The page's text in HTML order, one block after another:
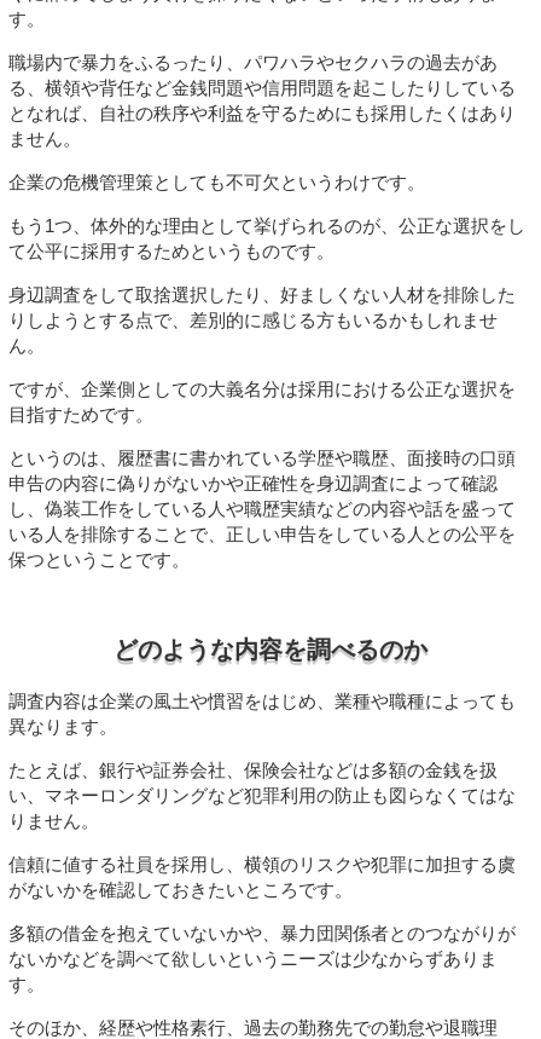
す。
職場内で暴力をふるったり、パワハラやセクハラの過去があ
る、横領や背任など金銭問題や信用問題を起こしたりしている
となれば、自社の秩序や利益を守るためにも採用したくはあり
ません。
企業の危機管理策としても不可欠というわけです。
もう1つ、体外的な理由として挙げられるのが、公正な選択をし
て公平に採用するためというものです。
身辺調査をして取捨選択したり、好ましくない人材を排除した
りしようとする点で、差別的に感じる方もいるかもしれませ
ん。
ですが、企業側としての大義名分は採用における公正な選択を
目指すためです。
というのは、履歴書に書かれている学歴や職歴、面接時の口頭
申告の内容に偽りがないかや正確性を身辺調査によって確認
し、偽装工作をしている人や職歴実績などの内容や話を盛って
いる人を排除することで、正しい申告をしている人との公平を
保つということです。
どのような内容を調べるのか
調査内容は企業の風土や慣習をはじめ、業種や職種によっても
異なります。
たとえば、銀行や証券会社、保険会社などは多額の金銭を扱
い、マネーロンダリングなど犯罪利用の防止も図らなくてはな
りません。
信頼に値する社員を採用し、横領のリスクや犯罪に加担する虞
がないかを確認しておきたいところです。
多額の借金を抱えていないかや、暴力団関係者とのつながりが
ないかなどを調べて欲しいというニーズは少なからずありま
す。
そのほか、経歴や性格素行、過去の勤務先での勤怠や退職理